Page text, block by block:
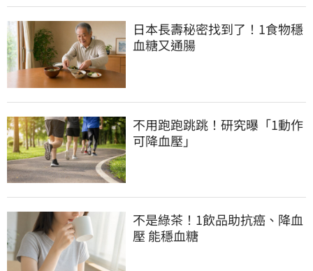
日本長壽秘密找到了！1食物穩
血糖又通腸
不用跑跑跳跳！研究曝「1動作
可降血壓」
不是綠茶！1飲品助抗癌、降血
壓 能穩血糖